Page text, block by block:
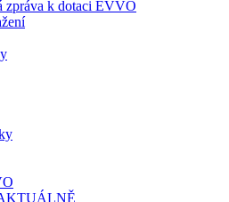
zpráva k dotaci EVVO